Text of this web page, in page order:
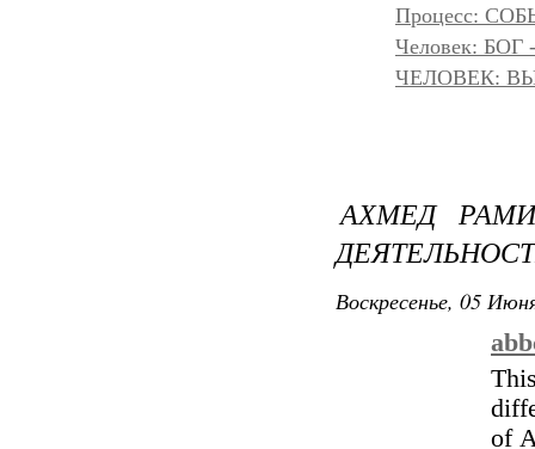
Процесс:
Человек:
ЧЕЛОВЕК:
АХМЕД
Воскресенье, 05
of